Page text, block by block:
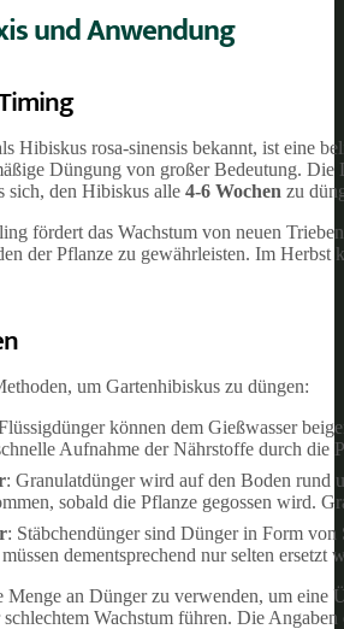
und Anwendung
Hibiskus rosa-sinensis bekannt, ist eine
Düngung von großer Bedeutung.
sich, den Hibiskus alle 4-6 Wochen zu
fördert das Wachstum von neuen
der Pflanze zu gewährleisten. Im
um Gartenhibiskus zu düngen:
können dem Gießwasser
Aufnahme der Nährstoffe durch die
: Granulatdünger wird auf den Boden rund
sobald die Pflanze gegossen wird.
: Stäbchendünger sind Dünger in Form
dementsprechend nur selten ersetzt
an Dünger zu verwenden, um eine
Wachstum führen. Die